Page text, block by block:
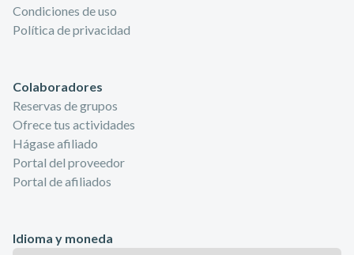
Condiciones de uso
Política de privacidad
Colaboradores
Reservas de grupos
Ofrece tus actividades
Hágase afiliado
Portal del proveedor
Portal de afiliados
Idioma y moneda